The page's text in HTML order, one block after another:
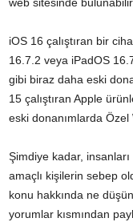
web sitesinde
iOS 16 çalıştıran bir
16.7.2 veya iPadOS
gibi biraz daha eski
15 çalıştıran Apple
eski donanımlarda
Şimdiye kadar,
amaçlı kişilerin sebep
konu hakkında ne
yorumlar kısmından